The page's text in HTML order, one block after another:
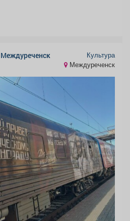
Междуреченск
Культура
Междуреченск